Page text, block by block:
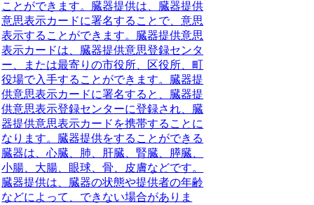
ことができます。臓器提供は、臓器提供
意思表示カードに署名することで、意思
表示することができます。臓器提供意思
表示カードは、臓器提供意思登録センタ
ー、または最寄りの市役所、区役所、町
役場で入手することができます。臓器提
供意思表示カードに署名すると、臓器提
供意思表示登録センターに登録され、臓
器提供意思表示カードを携帯することに
なります。臓器提供をすることができる
臓器は、心臓、肺、肝臓、腎臓、膵臓、
小腸、大腸、眼球、骨、皮膚などです。
臓器提供は、臓器の状態や提供者の年齢
などによって、できない場合がありま